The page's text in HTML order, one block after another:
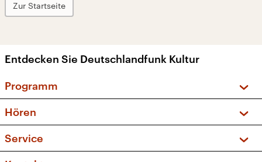
Zur Startseite
Entdecken Sie Deutschlandfunk Kultur
Programm
Sendungen und Podcasts
Musikliste
Hören
Frequenzen (UKW + DAB+)
Service